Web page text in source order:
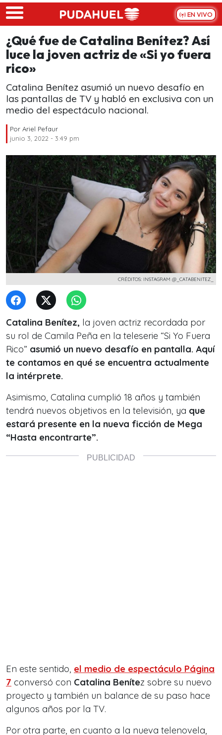
Skip to main content
EN VIVO
¿Qué fue de Catalina Benítez? Así
luce la joven actriz de «Si yo fuera
rico»
Catalina Benítez asumió un nuevo desafío en
las pantallas de TV y habló en exclusiva con un
medio del espectáculo nacional.
Por Ariel Pefaur
junio 3, 2022 - 3:49 pm
CRÉDITOS: INSTAGRAM @_CATABENITEZ_
Catalina Benítez, la joven actriz recordada por
su rol de Camila Peña en la teleserie “Si Yo Fuera
Rico” asumió un nuevo desafío en pantalla. Aquí
te contamos en qué se encuentra actualmente
la intérprete.
Asimismo, Catalina cumplió 18 años y también
tendrá nuevos objetivos en la televisión, ya que
estará presente en la nueva ficción de Mega
“Hasta encontrarte”.
En este sentido, el medio de espectáculo Página
7 conversó con Catalina Benítez sobre su nuevo
proyecto y también un balance de su paso hace
algunos años por la TV.
Por otra parte, en cuanto a la nueva telenovela,